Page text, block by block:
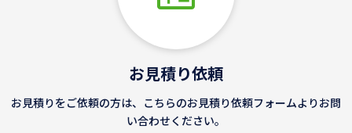
お見積り依頼
お見積りをご依頼の方は、こちらのお見積り依頼フォームよりお問
い合わせください。